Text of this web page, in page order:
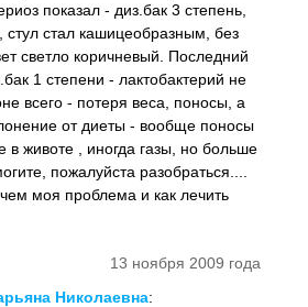
показал - диз.бак 3 степень,
стул стал кашицеобразным, без
светло коричневый. Последний
1 степени - лактобактерий не
всего - потеря веса, поносы, а
от диеты - вообще поносы
в животе , иногда газы, но больше
пожалуйста разобраться....
моя проблема и как лечить
13 ноября 2009 года
Николаевна: